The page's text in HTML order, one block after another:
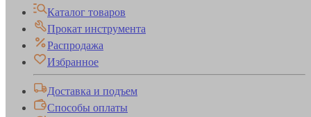
Каталог товаров
Прокат инструмента
Распродажа
Избранное
Доставка и подъем
Способы оплаты